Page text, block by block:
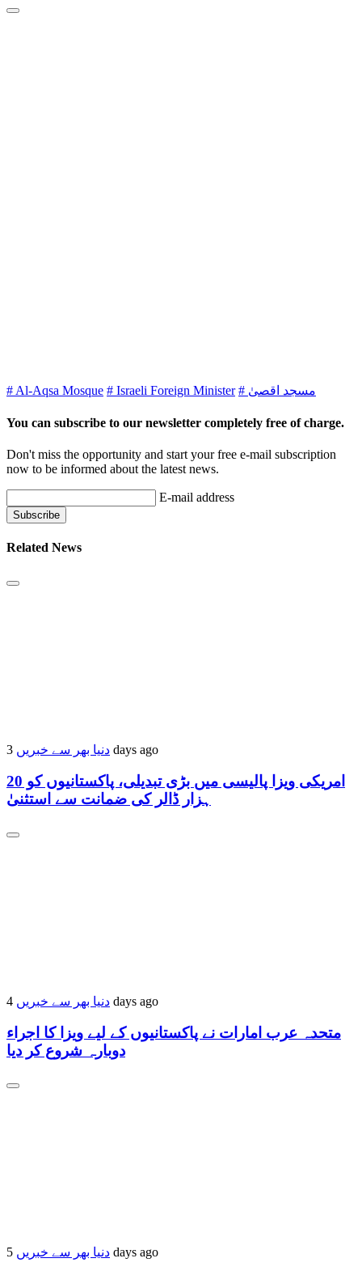
# Al-Aqsa Mosque # Israeli Foreign Minister # مسجد اقصیٰ
You can subscribe to our newsletter completely free of charge.
Don't miss the opportunity and start your free e-mail subscription
now to be informed about the latest news.
E-mail address
Related News
دنیا بھر سے خبریں 3 days ago
امریکی ویزا پالیسی میں بڑی تبدیلی، پاکستانیوں کو 20
ہزار ڈالر کی ضمانت سے استثنیٰ
دنیا بھر سے خبریں 4 days ago
متحدہ عرب امارات نے پاکستانیوں کے لیے ویزا کا اجراء
دوبارہ شروع کر دیا
دنیا بھر سے خبریں 5 days ago